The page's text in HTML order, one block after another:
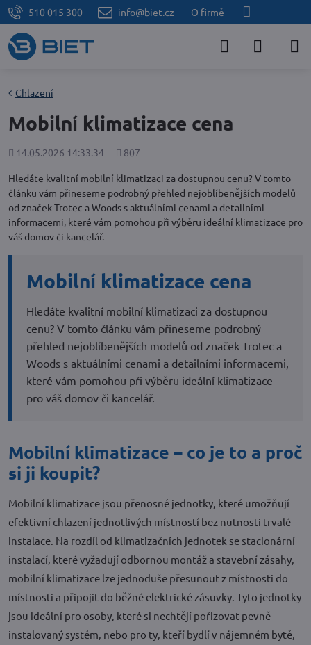
510 015 300 info@biet.cz O firmě
Chlazení
Mobilní klimatizace cena
Přidáno
14.05.2026 14:33.34
Počet
807
Hledáte kvalitní mobilní klimatizaci za dostupnou cenu? V tomto
článku vám přineseme podrobný přehled nejoblíbenějších modelů
od značek Trotec a Woods s aktuálními cenami a detailními
informacemi, které vám pomohou při výběru ideální klimatizace pro
váš domov či kancelář.
Mobilní klimatizace cena
Hledáte kvalitní mobilní klimatizaci za dostupnou
cenu? V tomto článku vám přineseme podrobný
přehled nejoblíbenějších modelů od značek Trotec a
Woods s aktuálními cenami a detailními informacemi,
které vám pomohou při výběru ideální klimatizace
pro váš domov či kancelář.
Mobilní klimatizace – co je to a proč
si ji koupit?
Mobilní klimatizace jsou přenosné jednotky, které umožňují
efektivní chlazení jednotlivých místností bez nutnosti trvalé
instalace. Na rozdíl od klimatizačních jednotek se stacionární
instalací, které vyžadují odbornou montáž a stavební zásahy,
mobilní klimatizace lze jednoduše přesunout z místnosti do
místnosti a připojit do běžné elektrické zásuvky. Tyto jednotky
jsou ideální pro osoby, které si nechtějí pořizovat pevně
instalovaný systém, nebo pro ty, kteří bydlí v nájemném bytě,